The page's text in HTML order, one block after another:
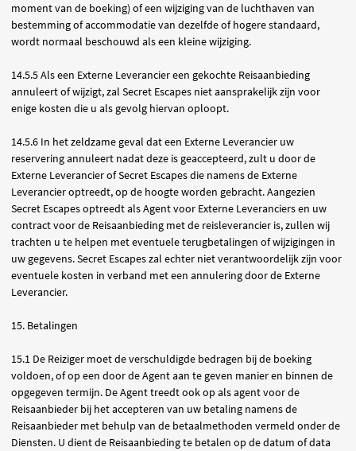
moment van de boeking) of een wijziging van de luchthaven van
bestemming of accommodatie van dezelfde of hogere standaard,
wordt normaal beschouwd als een kleine wijziging.
14.5.5 Als een Externe Leverancier een gekochte Reisaanbieding
annuleert of wijzigt, zal Secret Escapes niet aansprakelijk zijn voor
enige kosten die u als gevolg hiervan oploopt.
14.5.6 In het zeldzame geval dat een Externe Leverancier uw
reservering annuleert nadat deze is geaccepteerd, zult u door de
Externe Leverancier of Secret Escapes die namens de Externe
Leverancier optreedt, op de hoogte worden gebracht. Aangezien
Secret Escapes optreedt als Agent voor Externe Leveranciers en uw
contract voor de Reisaanbieding met de reisleverancier is, zullen wij
trachten u te helpen met eventuele terugbetalingen of wijzigingen in
uw gegevens. Secret Escapes zal echter niet verantwoordelijk zijn voor
eventuele kosten in verband met een annulering door de Externe
Leverancier.
15. Betalingen
15.1 De Reiziger moet de verschuldigde bedragen bij de boeking
voldoen, of op een door de Agent aan te geven manier en binnen de
opgegeven termijn. De Agent treedt ook op als agent voor de
Reisaanbieder bij het accepteren van uw betaling namens de
Reisaanbieder met behulp van de betaalmethoden vermeld onder de
Diensten. U dient de Reisaanbieding te betalen op de datum of data